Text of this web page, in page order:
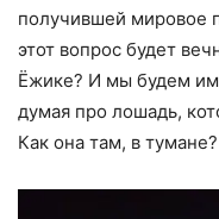
получившей мировое
этот вопрос будет
Ёжике? И мы будем им
думая про лошадь,
Как она там, в тумане?